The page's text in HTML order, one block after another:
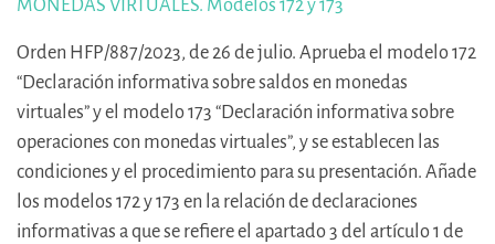
MONEDAS VIRTUALES. Modelos 172 y 173
Orden HFP/887/2023, de 26 de julio. Aprueba el modelo 172
“Declaración informativa sobre saldos en monedas
virtuales” y el modelo 173 “Declaración informativa sobre
operaciones con monedas virtuales”, y se establecen las
condiciones y el procedimiento para su presentación. Añade
los modelos 172 y 173 en la relación de declaraciones
informativas a que se refiere el apartado 3 del artículo 1 de